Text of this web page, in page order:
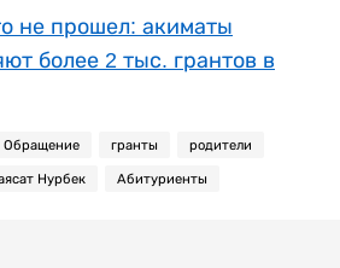
не прошел: акиматы
более 2 тыс. грантов в
Обращение гранты родители
Нурбек Абитуриенты